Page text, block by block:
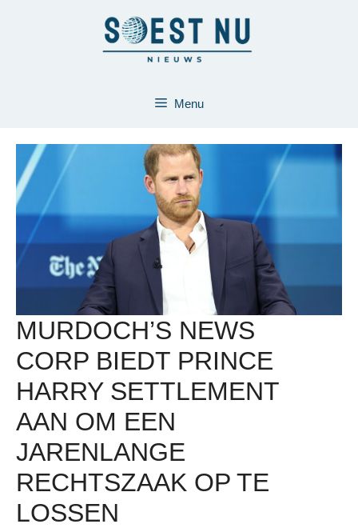
Menu
MURDOCH’S NEWS
CORP BIEDT PRINCE
HARRY SETTLEMENT
AAN OM EEN ​​
JARENLANGE
RECHTSZAAK OP TE
LOSSEN